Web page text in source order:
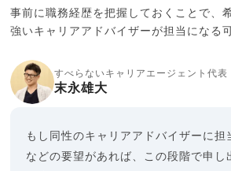
事前に職務経歴を把握しておくことで、
強いキャリアアドバイザーが担当になる
すべらないキャリアエージェント代表
末永雄大
もし同性のキャリアアドバイザーに担
などの要望があれば、この段階で申し